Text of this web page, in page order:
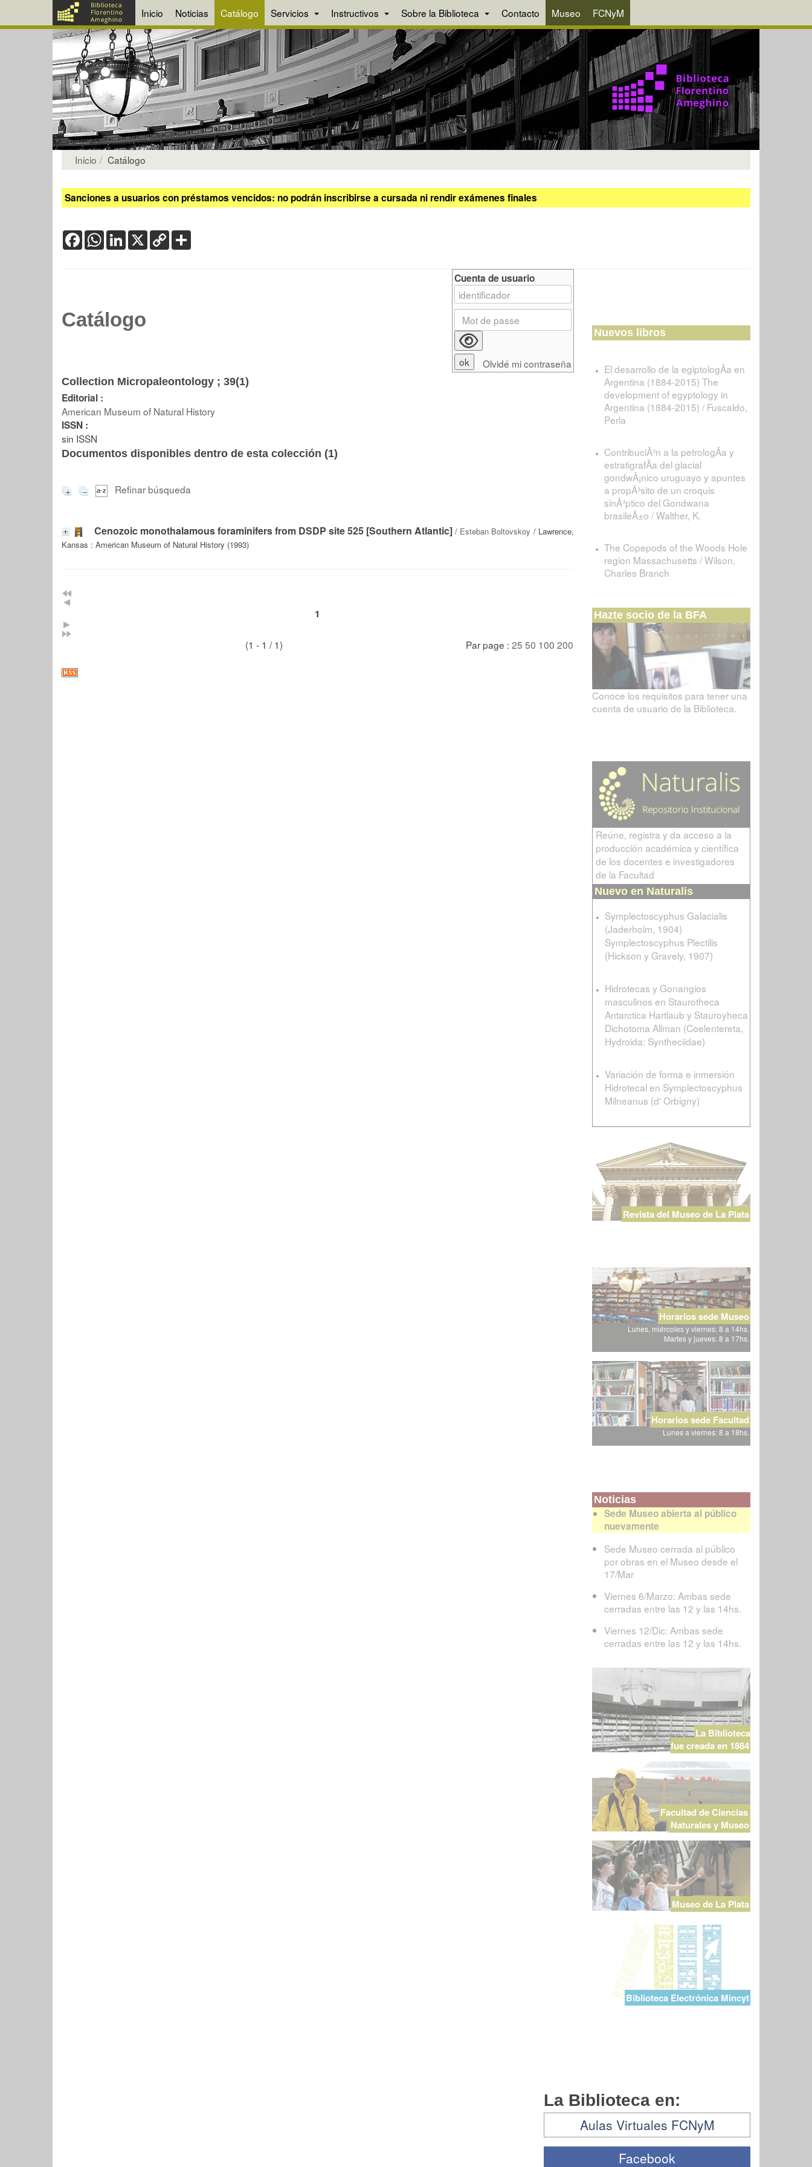
Inicio Noticias Catálogo Servicios Instructivos Sobre la Biblioteca Contacto Museo FCNyM
Inicio Catálogo
Sanciones a usuarios con préstamos vencidos: no podrán inscribirse a cursada ni rendir exámenes finales
FacebookWhatsApp
LinkedIn
X Copy
Link
Catálogo
Collection Micropaleontology ; 39(1)
Editorial :
American Museum of Natural History
ISSN :
sin ISSN
Documentos disponibles dentro de esta colección (1)
Refinar búsqueda
Cenozoic monothalamous foraminifers from DSDP site 525 [Southern Atlantic] / Esteban Boltovskoy / Lawrence,
Kansas : American Museum of Natural History (1993)
1
(1 - 1 / 1) Par page : 25 50 100 200
Cuenta de usuario
Olvidé mi contraseña
Nuevos libros
El desarrollo de la egiptologÃ­a en
Argentina (1884-2015) The
development of egyptology in
Argentina (1884-2015) / Fuscaldo,
Perla
ContribuciÃ³n a la petrologÃ­a y
estratigrafÃ­a del glacial
gondwÃ¡nico uruguayo y apuntes
a propÃ³sito de un croquis
sinÃ³ptico del Gondwana
brasileÃ±o / Walther, K.
The Copepods of the Woods Hole
region Massachusetts / Wilson,
Charles Branch
Hazte socio de la BFA
Conoce los requisitos para tener una
cuenta de usuario de la Biblioteca.
Reúne, registra y da acceso a la
producción académica y científica
de los docentes e investigadores
de la Facultad
Nuevo en Naturalis
Symplectoscyphus Galacialis
(Jaderholm, 1904)
Symplectoscyphus Plectilis
(Hickson y Gravely, 1907)
Hidrotecas y Gonangios
masculinos en Staurotheca
Antarctica Hartlaub y Stauroyheca
Dichotoma Allman (Coelentereta,
Hydroida: Syntheciidae)
Variación de forma e inmersión
Hidrotecal en Symplectoscyphus
Milneanus (d' Orbigny)
Revista del Museo de La Plata
Horarios sede Museo
Lunes, miércoles y viernes: 8 a 14hs.
Martes y jueves: 8 a 17hs.
Horarios sede Facultad
Lunes a viernes: 8 a 18hs.
Noticias
Sede Museo abierta al público
nuevamente
Sede Museo cerrada al público
por obras en el Museo desde el
17/Mar
Viernes 6/Marzo: Ambas sede
cerradas entre las 12 y las 14hs.
Viernes 12/Dic: Ambas sede
cerradas entre las 12 y las 14hs.
La Biblioteca
fue creada en 1884
Facultad de Ciencias
Naturales y Museo
Museo de La Plata
Biblioteca Electrónica Mincyt
La Biblioteca en:
Aulas Virtuales FCNyM
Facebook